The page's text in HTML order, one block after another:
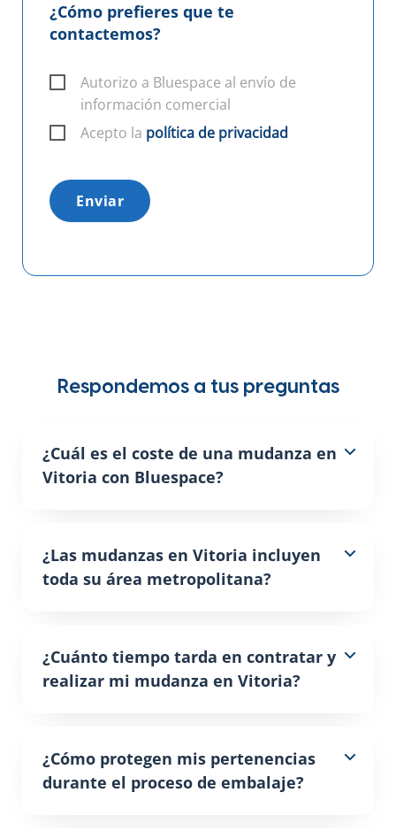
¿Cómo prefieres que te
contactemos?
Autorizo a Bluespace al envío de
información comercial
Acepto la política de privacidad
Enviar
Respondemos a tus preguntas
¿Cuál es el coste de una mudanza en
Vitoria con Bluespace?
¿Las mudanzas en Vitoria incluyen
toda su área metropolitana?
¿Cuánto tiempo tarda en contratar y
realizar mi mudanza en Vitoria?
¿Cómo protegen mis pertenencias
durante el proceso de embalaje?